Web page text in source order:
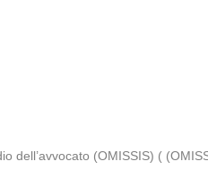
dell’avvocato (OMISSIS) (